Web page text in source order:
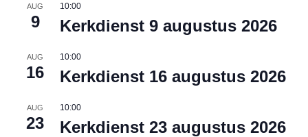
AUG
9
10:00
Kerkdienst 9 augustus 2026
AUG
16
10:00
Kerkdienst 16 augustus 2026
AUG
23
10:00
Kerkdienst 23 augustus 2026